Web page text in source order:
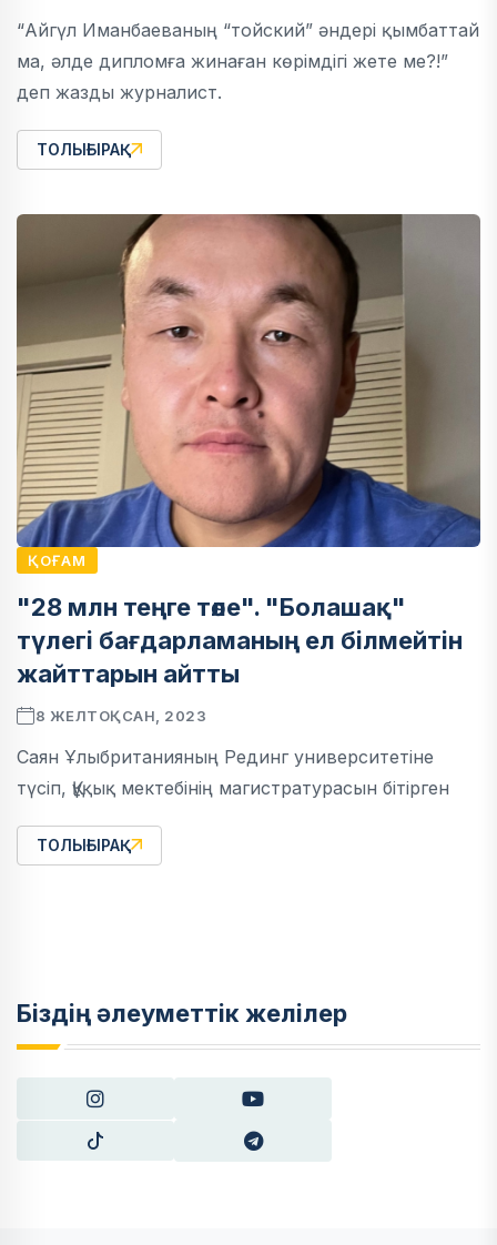
“Айгүл Иманбаеваның “тойский” әндері қымбаттай
ма, әлде дипломға жинаған көрімдігі жете ме?!”
деп жазды журналист.
ТОЛЫҒЫРАҚ
ҚОҒАМ
"28 млн теңге төле". "Болашақ"
түлегі бағдарламаның ел білмейтін
жайттарын айтты
8 ЖЕЛТОҚСАН, 2023
Саян Ұлыбританияның Рединг университетіне
түсіп, Құқық мектебінің магистратурасын бітірген
ТОЛЫҒЫРАҚ
Біздің әлеуметтік желілер